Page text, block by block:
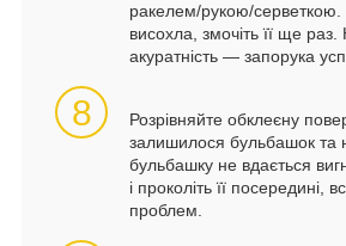
ракелем/рукою/
висохла, змочіть її ще
акуратність — запорука
8
Розрівняйте обклеєну
залишилося бульбашок та
бульбашку не вдається
і проколіть її посередині,
проблем.